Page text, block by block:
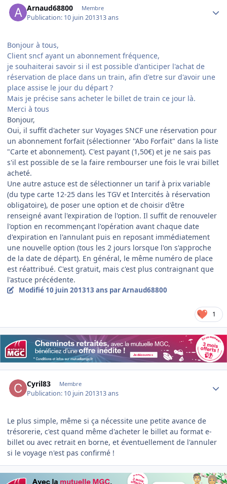
Arnaud68800 Membre
Publication: 10 juin 201313 ans
Bonjour à tous,
Client sncf ayant un abonnement fréquence,
je souhaiterai savoir si il est possible d'anticiper l'achat de
réservation de place dans un train, afin d'etre sur d'avoir une
place assise le jour du départ ?
Mais je précise sans acheter le billet de train ce jour là.
Merci à tous
Bonjour,
Oui, il suffit d'acheter sur Voyages SNCF une réservation pour
un abonnement forfait (sélectionner "Abo Forfait" dans la liste
"Carte et abonnement). C'est payant (1,50€) et je ne sais pas
s'il est possible de se la faire rembourser une fois le vrai billet
acheté.
Une autre astuce est de sélectionner un tarif à prix variable
(du type carte 12-25 dans les TGV et Intercités à réservation
obligatoire), de poser une option et de choisir d'être
renseigné avant l'expiration de l'option. Il suffit de renouveler
l'option en recommençant l'opération avant chaque date
d'expiration en l'annulant puis en reposant immédiatement
une nouvelle option (tous les 2 jours lorsque l'on s'approche
de la date de départ). En général, le même numéro de place
est réattribué. C'est gratuit, mais c'est plus contraignant que
l'astuce précédente.
Modifié 10 juin 201313 ans par Arnaud68800
1
Cyril83 Membre
Publication: 10 juin 201313 ans
Le plus simple, même si ça nécessite une petite avance de
trésorerie, c'est quand même d'acheter le billet au format e-
billet ou avec retrait en borne, et éventuellement de l'annuler
si le voyage n'est pas confirmé !